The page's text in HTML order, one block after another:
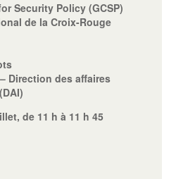
Security Policy (GCSP)
de la Croix-Rouge
Direction des affaires
de 11 h à 11 h 45